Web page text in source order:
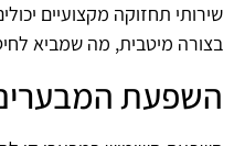
שירותי תחזוקה מקצועיים
בצורה מיטבית, מה שמביא
השפעת